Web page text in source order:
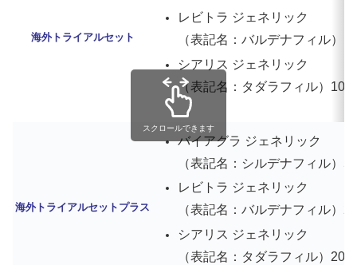
海外トライアルセット
レビトラ ジェネリック
（表記名：バルデナフィル）
シアリス ジェネリック
（表記名：タダラフィル）
海外トライアルセットプラス
バイアグラ ジェネリック
（表記名：シルデナフィル）
レビトラ ジェネリック
（表記名：バルデナフィル）
シアリス ジェネリック
（表記名：タダラフィル）
スクロールできます